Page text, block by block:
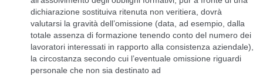
dichiarazione sostituiva ritenuta non veritiera, dovrà
valutarsi la gravità dell’omissione (data, ad esempio, dalla
totale assenza di formazione tenendo conto del numero dei
lavoratori interessati in rapporto alla consistenza aziendale),
la circostanza secondo cui l’eventuale omissione riguardi
personale che non sia destinato ad